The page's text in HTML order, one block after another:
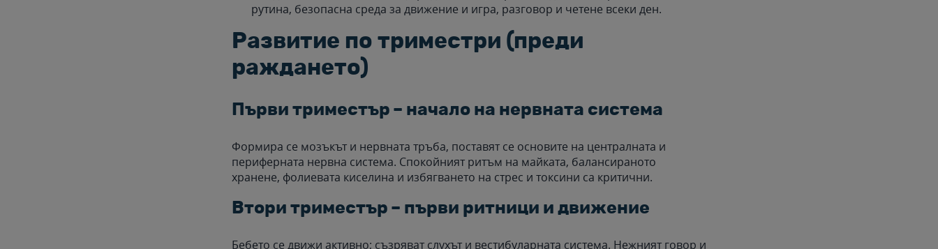
рутина, безопасна среда за движение и игра, разговор и четене всеки ден.
Развитие по триместри (преди
раждането)
Първи триместър – начало на нервната система
Формира се мозъкът и нервната тръба, поставят се основите на централната и
периферната нервна система. Спокойният ритъм на майката, балансираното
хранене, фолиевата киселина и избягването на стрес и токсини са критични.
Втори триместър – първи ритници и движение
Бебето се движи активно; съзряват слухът и вестибуларната система. Нежният говор и